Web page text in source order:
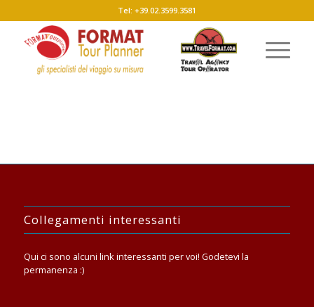
Tel: +39.02.3599.3581
Collegamenti interessanti
Qui ci sono alcuni link interessanti per voi! Godetevi la
permanenza :)